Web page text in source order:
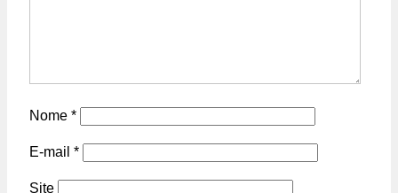
Nome *
E-mail *
Site